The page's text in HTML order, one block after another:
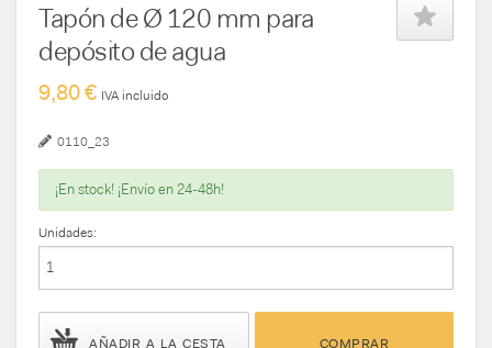
Tapón de Ø 120 mm para
depósito de agua
9,80 € IVA incluido
0110_23
¡En stock! ¡Envío en 24-48h!
Unidades:
AÑADIR A LA CESTA COMPRAR